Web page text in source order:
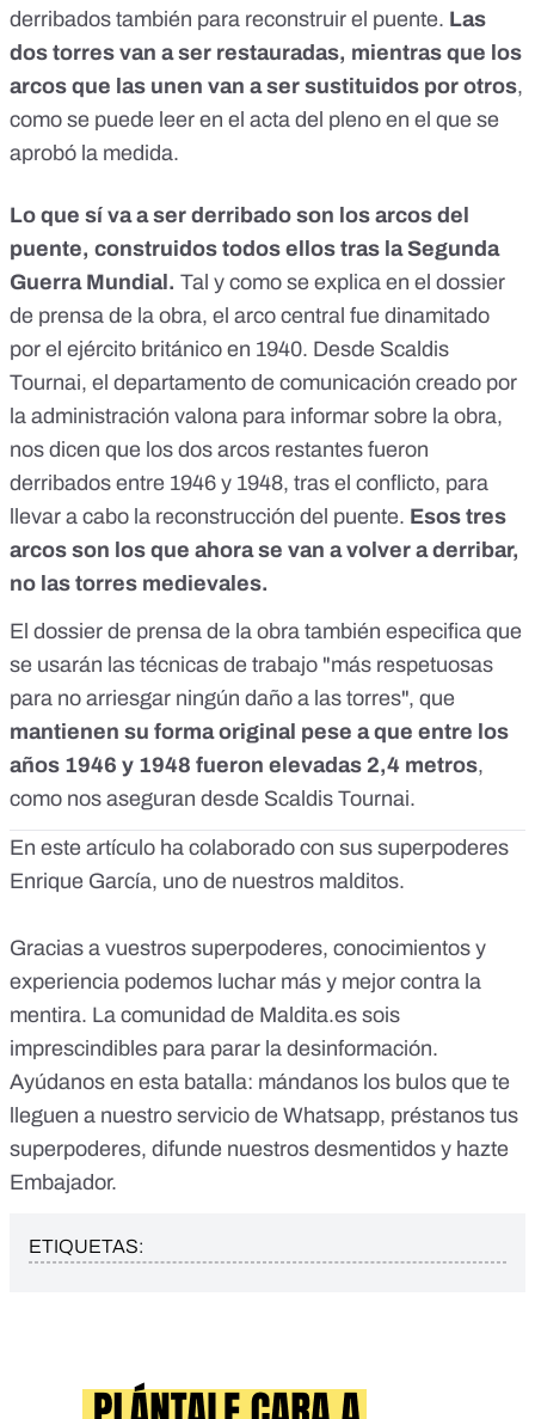
derribados también para reconstruir el puente. Las
dos torres van a ser restauradas, mientras que los
arcos que las unen van a ser sustituidos por otros,
como se puede leer en el acta del pleno en el que se
aprobó la medida.
Lo que sí va a ser derribado son los arcos del
puente, construidos todos ellos tras la Segunda
Guerra Mundial. Tal y como se explica en el dossier
de prensa de la obra, el arco central fue dinamitado
por el ejército británico en 1940. Desde Scaldis
Tournai, el departamento de comunicación creado por
la administración valona para informar sobre la obra,
nos dicen que los dos arcos restantes fueron
derribados entre 1946 y 1948, tras el conflicto, para
llevar a cabo la reconstrucción del puente. Esos tres
arcos son los que ahora se van a volver a derribar,
no las torres medievales.
El dossier de prensa de la obra también especifica que
se usarán las técnicas de trabajo "más respetuosas
para no arriesgar ningún daño a las torres", que
mantienen su forma original pese a que entre los
años 1946 y 1948 fueron elevadas 2,4 metros,
como nos aseguran desde Scaldis Tournai.
En este artículo ha colaborado con sus superpoderes
Enrique García, uno de nuestros malditos.
Gracias a vuestros superpoderes, conocimientos y
experiencia podemos luchar más y mejor contra la
mentira. La comunidad de Maldita.es sois
imprescindibles para parar la desinformación.
Ayúdanos en esta batalla: mándanos los bulos que te
lleguen a nuestro servicio de Whatsapp, préstanos tus
superpoderes, difunde nuestros desmentidos y hazte
Embajador.
ETIQUETAS: